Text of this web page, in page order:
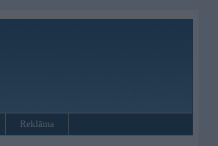
Reklāma